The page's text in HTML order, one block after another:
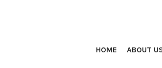
HOME ABOUT